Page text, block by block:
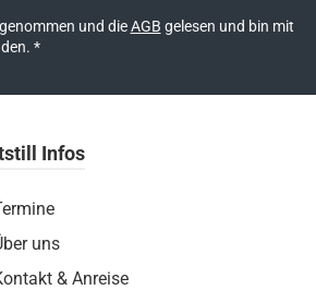
und dieAGB gelesen und bin mit
*
Infos
uns
& Anreise